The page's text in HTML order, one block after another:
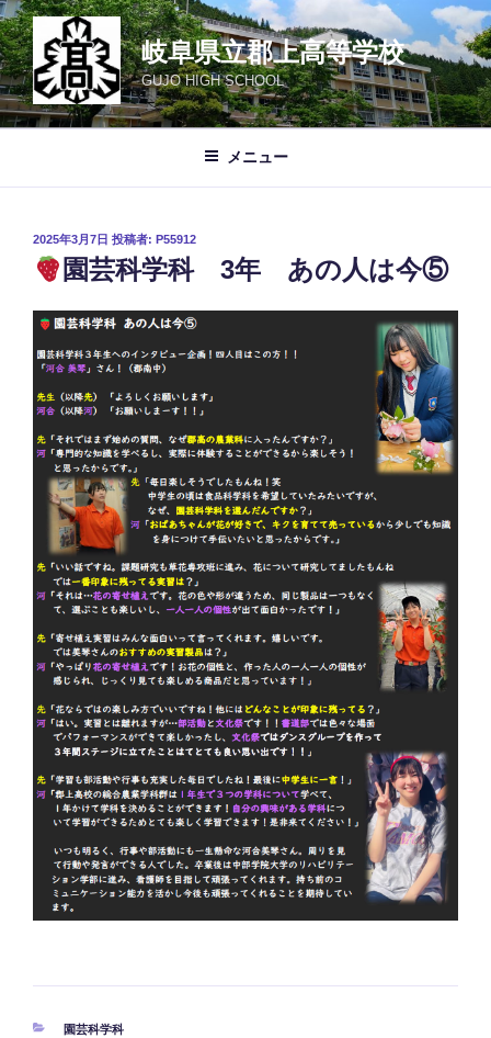
コ
ン
テ
ン
ツ
岐阜県立郡上高等学校
GUJO HIGH SCHOOL
メニュー
投
稿
日:
2025年3月7日 投稿者: P55912
園芸科学科 3年 あの人は今⑤
カ
園芸科学科